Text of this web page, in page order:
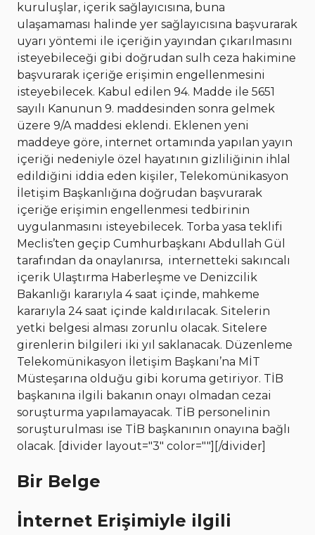
kuruluşlar, içerik sağlayıcısına, buna
ulaşamaması halinde yer sağlayıcısına başvurarak
uyarı yöntemi ile içeriğin yayından çıkarılmasını
isteyebileceği gibi doğrudan sulh ceza hakimine
başvurarak içeriğe erişimin engellenmesini
isteyebilecek. Kabul edilen 94. Madde ile 5651
sayılı Kanunun 9. maddesinden sonra gelmek
üzere 9/A maddesi eklendi. Eklenen yeni
maddeye göre, internet ortamında yapılan yayın
içeriği nedeniyle özel hayatının gizliliğinin ihlal
edildiğini iddia eden kişiler, Telekomünikasyon
İletişim Başkanlığına doğrudan başvurarak
içeriğe erişimin engellenmesi tedbirinin
uygulanmasını isteyebilecek. Torba yasa teklifi
Meclis’ten geçip Cumhurbaşkanı Abdullah Gül
tarafından da onaylanırsa, internetteki sakıncalı
içerik Ulaştırma Haberleşme ve Denizcilik
Bakanlığı kararıyla 4 saat içinde, mahkeme
kararıyla 24 saat içinde kaldırılacak. Sitelerin
yetki belgesi alması zorunlu olacak. Sitelere
girenlerin bilgileri iki yıl saklanacak. Düzenleme
Telekomünikasyon İletişim Başkanı’na MİT
Müsteşarına olduğu gibi koruma getiriyor. TİB
başkanına ilgili bakanın onayı olmadan cezai
soruşturma yapılamayacak. TİB personelinin
soruşturulması ise TİB başkanının onayına bağlı
olacak. [divider layout="3" color=""][/divider]
Bir Belge
İnternet Erişimiyle ilgili